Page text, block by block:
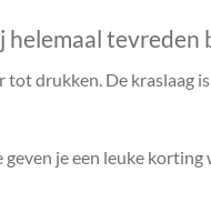
helemaal tevreden
drukken. De kraslaag
je een leuke korting